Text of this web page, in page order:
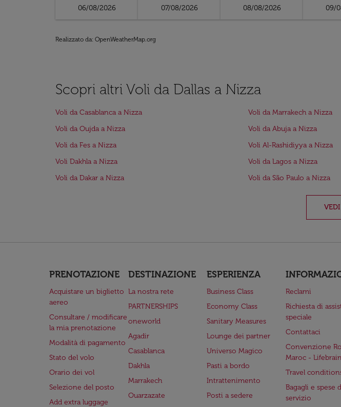
06/08/2026 07/08/2026 08/08/2026 09/
Realizzato da: OpenWeatherMap.org
Scopri altri Voli da Dallas a Nizza
Voli da Casablanca a Nizza Voli da Marrakech a Nizza
Voli da Oujda a Nizza
Voli da Abuja a Nizza
Voli da Fes a Nizza
Voli Al-Rashidiyya a Nizza
Voli Dakhla a Nizza
Voli da Lagos a Nizza
Voli da Dakar a Nizza
Voli da São Paulo a Nizza
PRENOTAZIONE
Acquistare un biglietto
aereo
Consultare / modificare
la mia prenotazione
Modalità di pagamento
Stato del volo
Orario dei vol
Selezione del posto
Add extra luggage
DESTINAZIONE
La nostra rete
PARTNERSHIPS
oneworld
Agadir
Casablanca
Dakhla
Marrakech
Ouarzazate
ESPERIENZA
Business Class
Economy Class
Sanitary Measures
Lounge dei partner
Universo Magico
Pasti a bordo
Intrattenimento
Posti a sedere
Reclami
Richiesta di
speciale
Contattaci
Convenzione
Maroc - Lifebrain
Travel
Bagagli e spese
servizio